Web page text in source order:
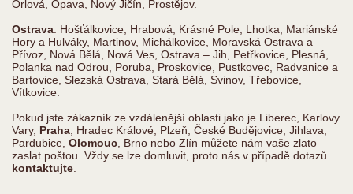
Orlová, Opava, Nový Jičín, Prostějov.
Ostrava: Hošťálkovice, Hrabová, Krásné Pole, Lhotka, Mariánské
Hory a Hulváky, Martinov, Michálkovice, Moravská Ostrava a
Přívoz, Nová Bělá, Nová Ves, Ostrava – Jih, Petřkovice, Plesná,
Polanka nad Odrou, Poruba, Proskovice, Pustkovec, Radvanice a
Bartovice, Slezská Ostrava, Stará Bělá, Svinov, Třebovice,
Vítkovice.
Pokud jste zákazník ze vzdálenější oblasti jako je Liberec, Karlovy
Vary, Praha , Hradec Králové, Plzeň, České Budějovice, Jihlava,
Pardubice, Olomouc , Brno nebo Zlín můžete nám vaše zlato
zaslat poštou. Vždy se lze domluvit, proto nás v případě dotazů
kontaktujte